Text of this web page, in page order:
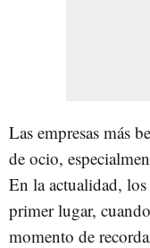
Las empresas más
de ocio,
En la actualidad, los
primer lugar,
momento de